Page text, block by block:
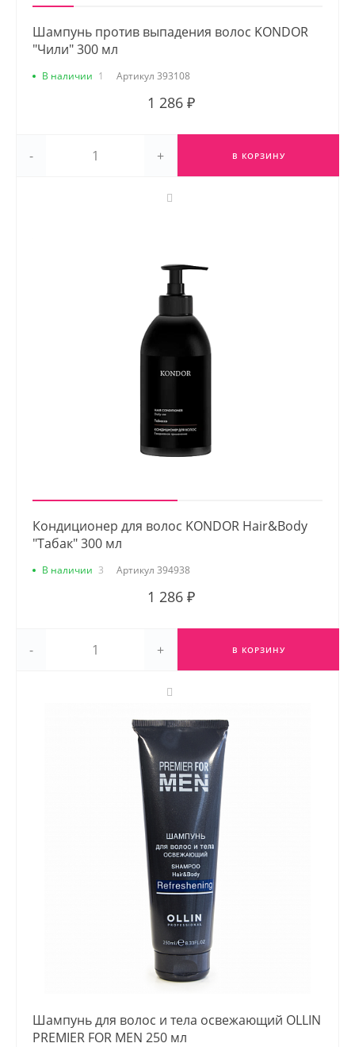
Шампунь против выпадения волос KONDOR
"Чили" 300 мл
В наличии 1 Артикул 393108
1 286 ₽
- + В КОРЗИНУ
Кондиционер для волос KONDOR Hair&Body
"Табак" 300 мл
В наличии 3 Артикул 394938
1 286 ₽
- + В КОРЗИНУ
Шампунь для волос и тела освежающий OLLIN
PREMIER FOR MEN 250 мл